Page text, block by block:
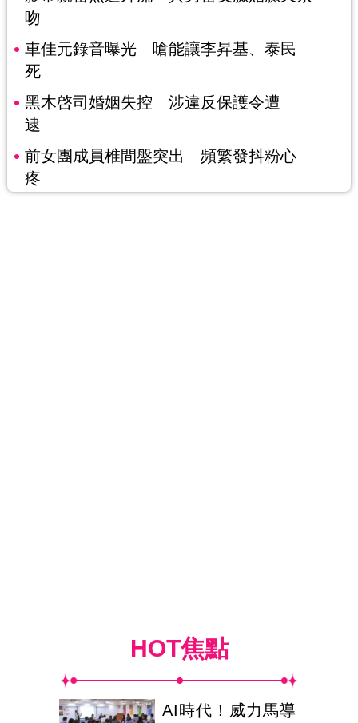
吻
車佳元錄音曝光 嗆能讓李昇基、泰民
死
黑木啓司婚姻失控 涉違反保護令遭
逮
前女團成員椎間盤突出 頻繁發抖粉心
疼
HOT焦點
AI時代！威力馬導